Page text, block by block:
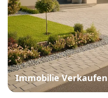
Immobilie Verkaufen